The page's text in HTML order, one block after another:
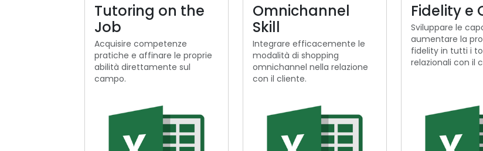
Tutoring on the
Job
Acquisire competenze
pratiche e affinare le proprie
abilità direttamente sul
campo.
Omnichannel
Skill
Integrare efficacemente le
modalità di shopping
omnichannel nella relazione
con il cliente.
Fidelity e
Sviluppare le
aumentare la
fidelity in tutti i
relazionali con il